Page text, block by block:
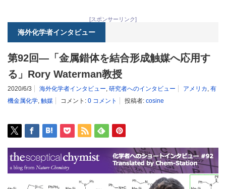
[スポンサーリンク]
海外化学者インタビュー
第92回―「金属錯体を結合形成触媒へ応用す
る」Rory Waterman教授
2020/6/3 海外化学者インタビュー, 研究者へのインタビュー アメリカ , 有
機金属化学, 触媒 コメント: 0 コメント 投稿者: cosine